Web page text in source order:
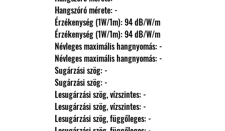
                Hangszóró mérete: -
                Érzékenység (1W/1m): 94 dB/W/m
                Érzékenység (1W/1m): 94 dB/W/m
                Névleges maximális hangnyomás: -
                Névleges maximális hangnyomás: -
                Sugárzási szög: -
                Sugárzási szög: -
                Lesugárzási szög, vízszintes: -
                Lesugárzási szög, vízszintes: -
                Lesugárzási szög, függőleges: -